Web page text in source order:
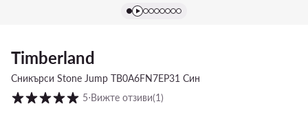
Timberland
Сникърси Stone Jump TB0A6FN7EP31 Син
Оценка на клиентите в скала от 1 до 5
5⋅Вижте отзиви(1)